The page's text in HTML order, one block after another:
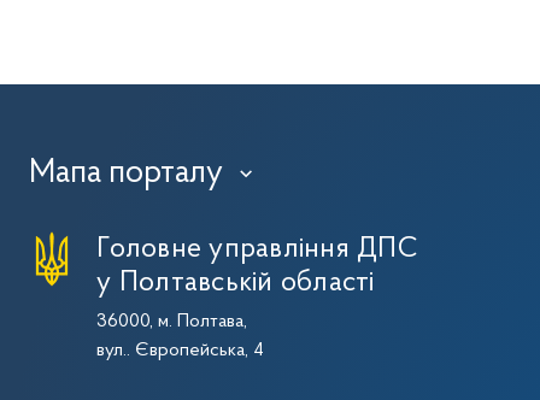
Мапа порталу ›
Головне управління ДПС
у Полтавській області
36000, м. Полтава,
вул.. Європейська, 4